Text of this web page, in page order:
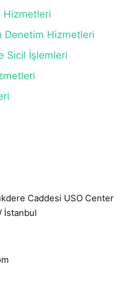
Hizmetleri
Denetim Hizmetleri
Sicil İşlemleri
Caddesi USO Center
İstanbul